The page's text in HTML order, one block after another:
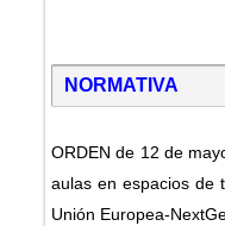
NORMATIVA
ORDEN de 12 de
aulas en espacios de
Unión Europea-